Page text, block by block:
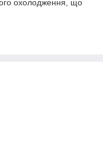
охолодження, що